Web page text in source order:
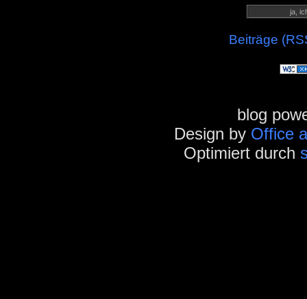
Beiträge
blog
Design by Office
Optimiert durch